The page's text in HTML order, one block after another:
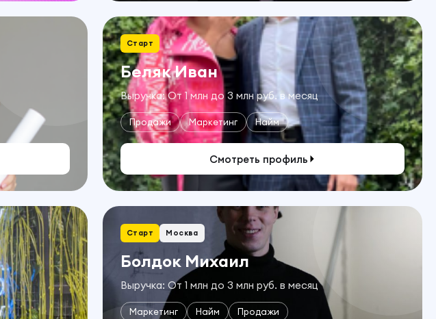
Старт
Беляк Иван
Выручка: От 1 млн до 3 млн руб. в месяц
Продажи Маркетинг Найм
Смотреть профиль
Старт Москва
Болдок Михаил
Выручка: От 1 млн до 3 млн руб. в месяц
Маркетинг Найм Продажи